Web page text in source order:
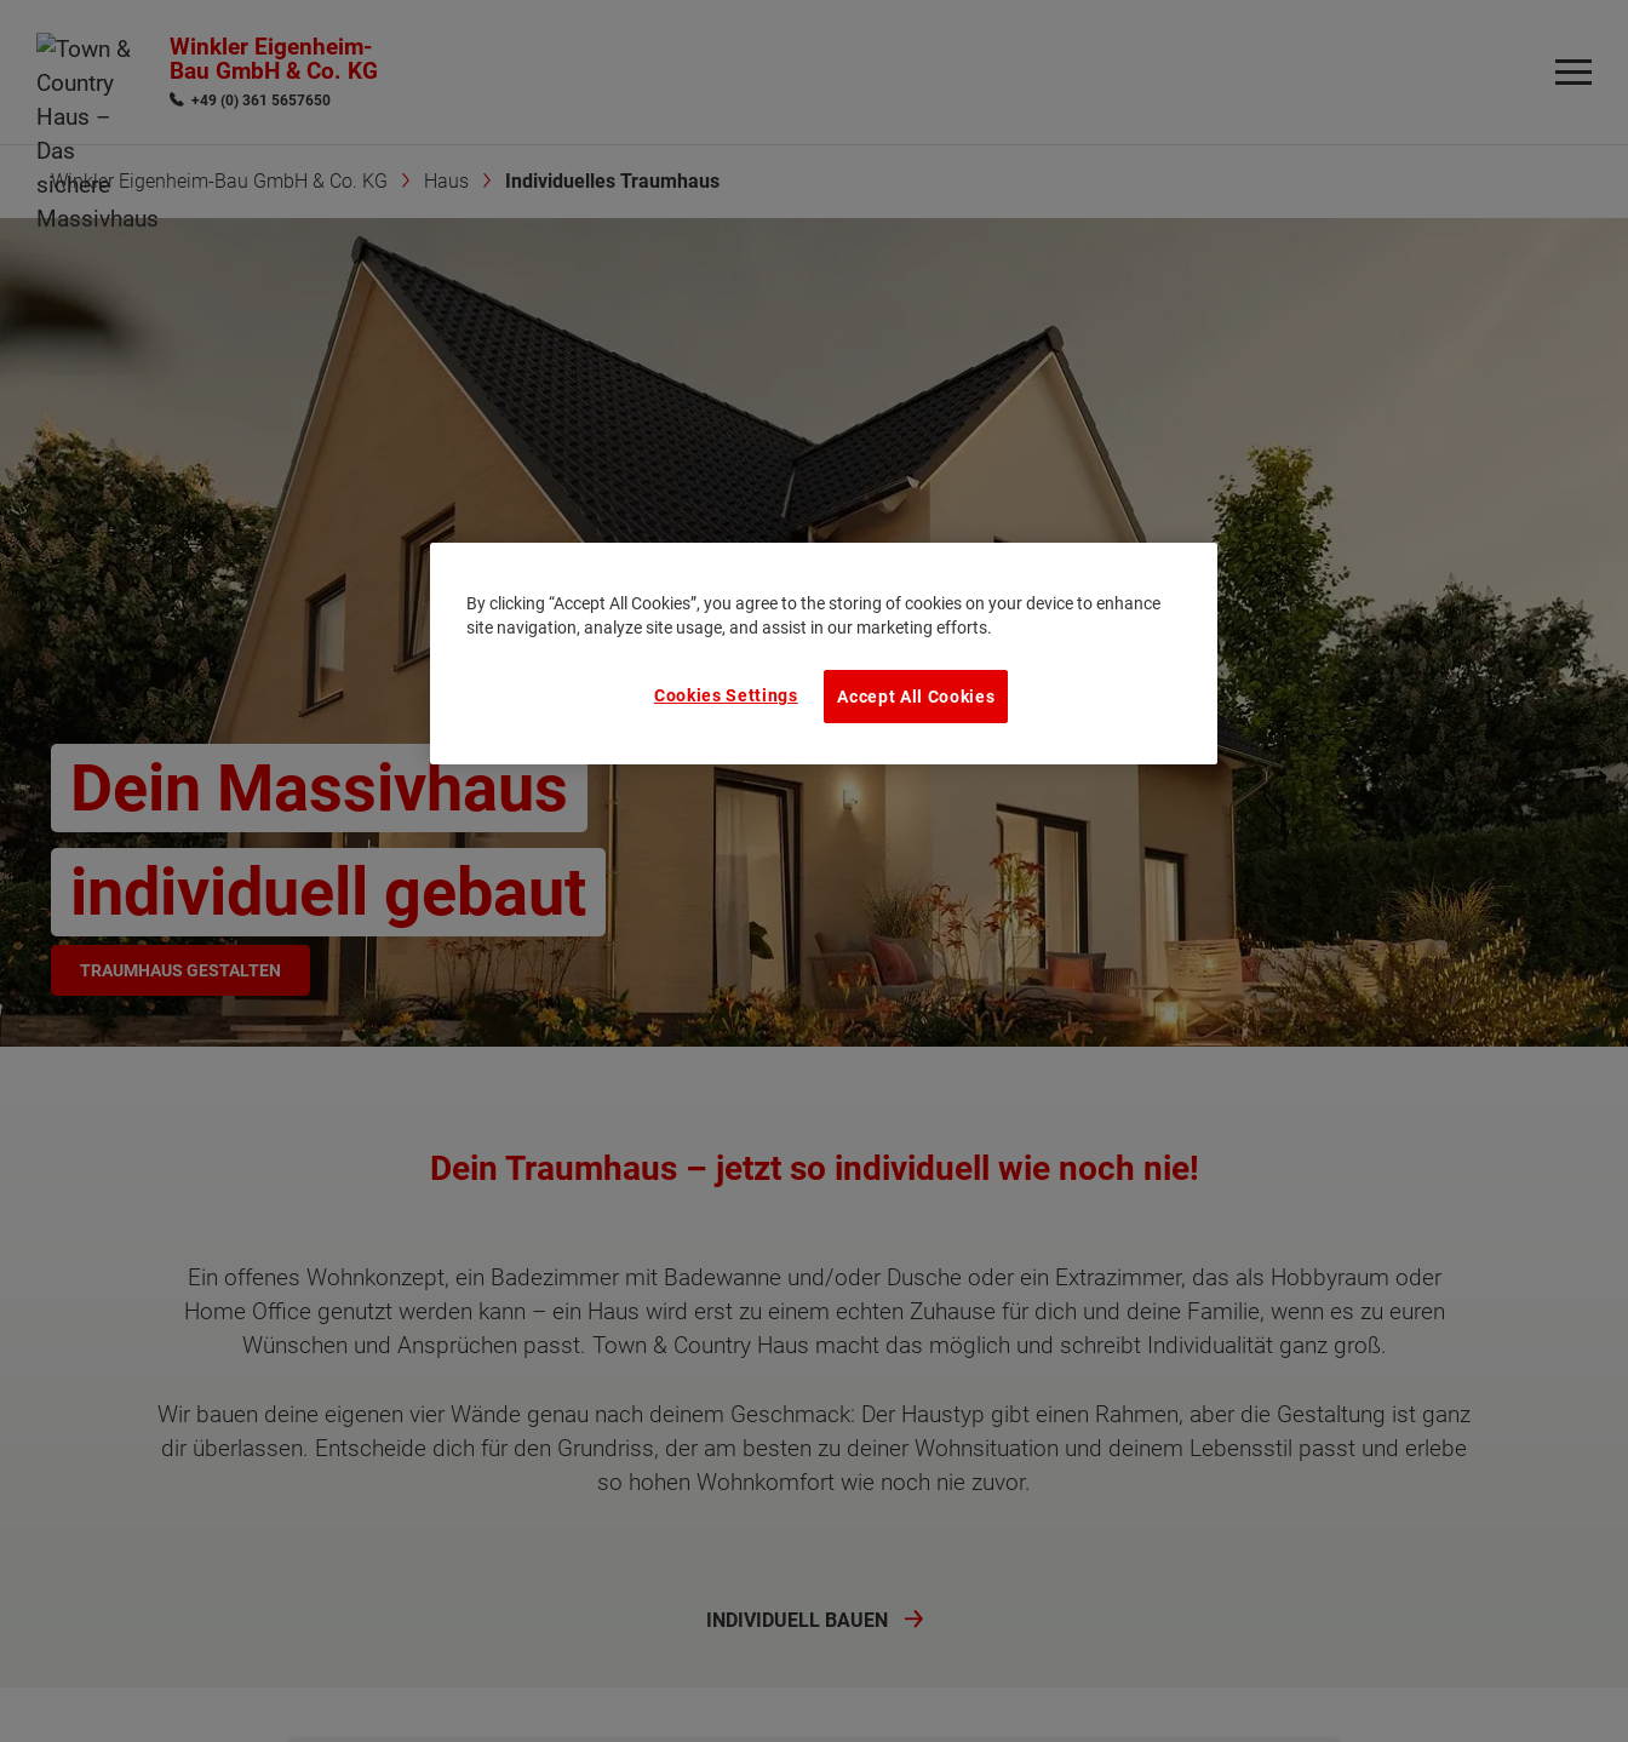
Winkler Eigenheim-
Bau GmbH & Co. KG
+49 (0) 361 5657650
Winkler Eigenheim-Bau GmbH & Co. KG Haus Individuelles Traumhaus
Dein Massivhaus
individuell gebaut
TRAUMHAUS GESTALTEN
Dein Traumhaus – jetzt so individuell wie noch nie!
Ein offenes Wohnkonzept, ein Badezimmer mit Badewanne und/oder Dusche oder ein Extrazimmer, das als Hobbyraum oder
Home Office genutzt werden kann – ein Haus wird erst zu einem echten Zuhause für dich und deine Familie, wenn es zu euren
Wünschen und Ansprüchen passt. Town & Country Haus macht das möglich und schreibt Individualität ganz groß.
Wir bauen deine eigenen vier Wände genau nach deinem Geschmack: Der Haustyp gibt einen Rahmen, aber die Gestaltung ist ganz
dir überlassen. Entscheide dich für den Grundriss, der am besten zu deiner Wohnsituation und deinem Lebensstil passt und erlebe
so hohen Wohnkomfort wie noch nie zuvor.
INDIVIDUELL BAUEN
By clicking “Accept All Cookies”, you agree to the storing of cookies on your device to enhance
site navigation, analyze site usage, and assist in our marketing efforts.
Accept All Cookies
Cookies Settings